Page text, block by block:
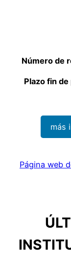
Número de
Plazo fin
más
Página web